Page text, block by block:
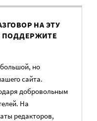
НА ЭТУ
ПОДДЕРЖИТЕ
но
сайта.
добровольным
На
редакторов,